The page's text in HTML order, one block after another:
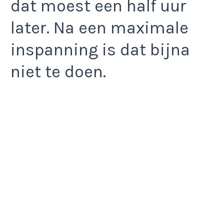
dat moest een half uur
later. Na een maximale
inspanning is dat bijna
niet te doen.